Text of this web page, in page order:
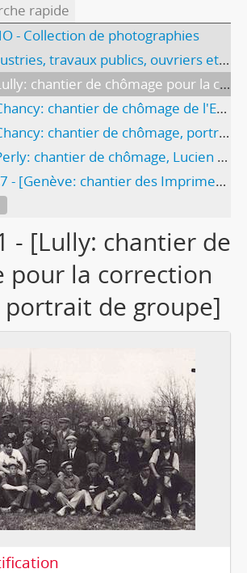
rapide
- Collection de photographies
travaux publics, ouvriers et ouvrières
de chômage pour la correction de l'Aire, portrait de groupe]
chantier de chômage de l'Etat, portrait de groupe]
chantier de chômage, portrait de groupe]
chantier de chômage, Lucien Tronchet et 3 collègues]
chantier des Imprimeries populaires, rue de Lausanne 37-39]
- [Lully: chantier de
pour la correction
portrait de groupe]